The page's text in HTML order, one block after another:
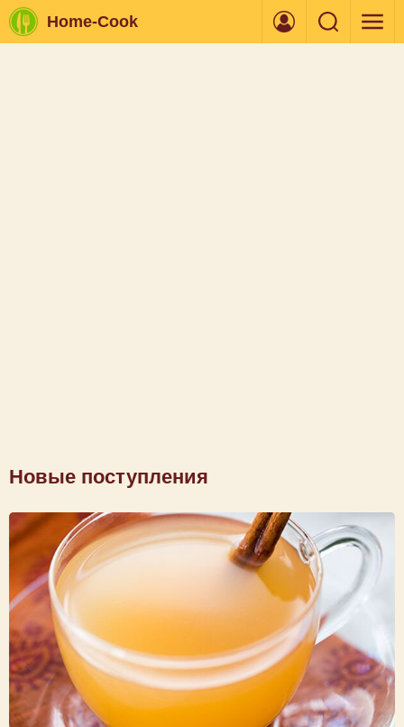
Home-Cook
Новые поступления